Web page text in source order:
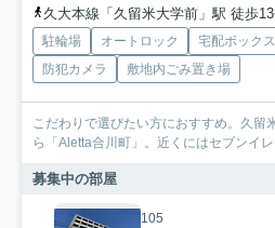
久大本線「久留米大学前」駅 徒歩
駐輪場 オートロック 宅配ボックス
防犯カメラ
敷地内ごみ置き場
こだわりで選びたい方におすすめ。久留
ら「Aletta合川町」。近くにはセブンイ
募集中の部屋
105